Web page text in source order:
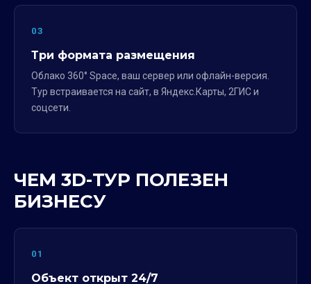
03
Три формата размещения
Облако 360° Space, ваш сервер или офлайн-версия.
Тур встраивается на сайт, в Яндекс.Карты, 2ГИС и
соцсети.
ЧЕМ 3D-ТУР ПОЛЕЗЕН
БИЗНЕСУ
01
Объект открыт 24/7